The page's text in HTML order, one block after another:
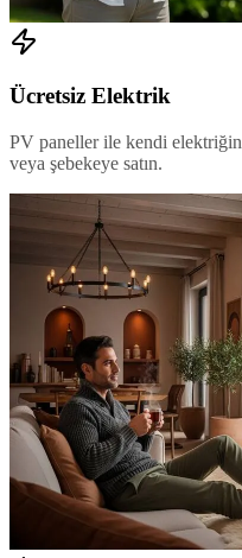
Ücretsiz Elektrik
PV paneller ile kendi
veya şebekeye satın.